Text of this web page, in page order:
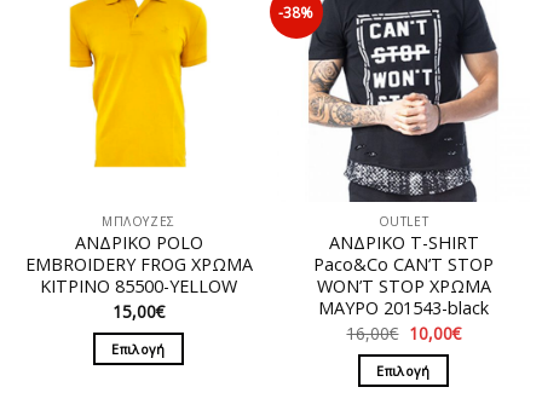
ΜΠΛΟΥΖΕΣ
ΑΝΔΡΙΚΟ POLO
EMBROIDERY FROG ΧΡΩΜΑ
ΚΙΤΡΙΝΟ 85500-YELLOW
15,00€
Επιλογή
-38%
OUTLET
ΑΝΔΡΙΚΟ T-SHIRT
Paco&Co CAN’T STOP
WON’T STOP ΧΡΩΜΑ
ΜΑΥΡΟ 201543-black
16,00€ Original
price
was:
16,00€.
10,00€Η
Επιλογή